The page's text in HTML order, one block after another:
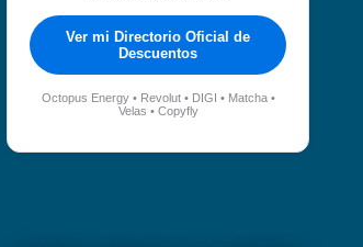
Ver mi Directorio Oficial de
Descuentos
Octopus Energy • Revolut • DIGI • Matcha •
Velas • Copyfly